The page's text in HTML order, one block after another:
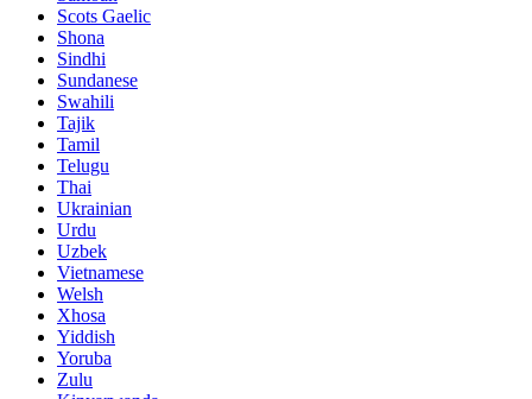
Scots Gaelic
Shona
Sindhi
Sundanese
Swahili
Tajik
Tamil
Telugu
Thai
Ukrainian
Urdu
Uzbek
Vietnamese
Welsh
Xhosa
Yiddish
Yoruba
Zulu